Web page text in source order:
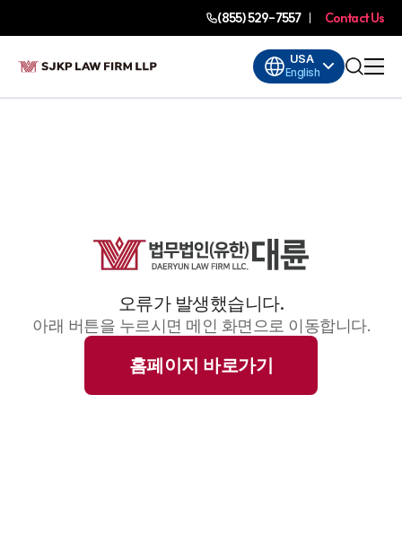
(855) 529-7557 Contact Us
USA
English
오류가 발생했습니다.
아래 버튼을 누르시면 메인 화면으로 이동합니다.
홈페이지 바로가기